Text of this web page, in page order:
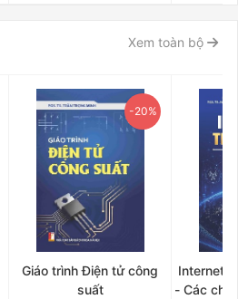
Xem toàn bộ
-20%
Giáo trình Điện tử công
suất
Internet
- Các